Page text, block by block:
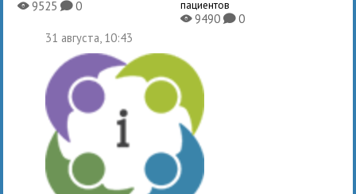
X9525K0
пациентов
X9490 K0
31 августа, 10:43